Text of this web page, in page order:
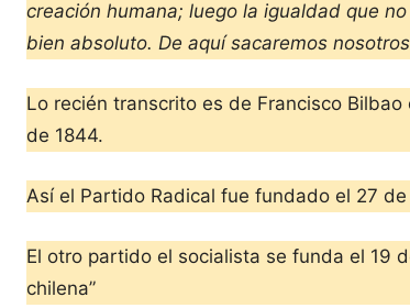
creación humana; luego la igualdad que
bien absoluto. De aquí sacaremos
Lo recién transcrito es de Francisco
de 1844.
Así el Partido Radical fue fundado el 27
El otro partido el socialista se funda el 19
chilena”